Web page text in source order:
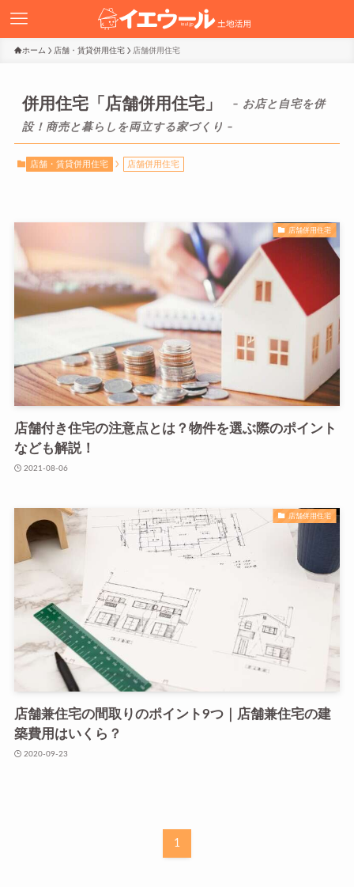
ホーム 店舗・賃貸併用住宅 店舗併用住宅
併用住宅「店舗併用住宅」 – お店と自宅を併
設！商売と暮らしを両立する家づくり –
店舗・賃貸併用住宅 店舗併用住宅
店舗併用住宅
店舗付き住宅の注意点とは？物件を選ぶ際のポイント
なども解説！
2021-08-06
店舗併用住宅
店舗兼住宅の間取りのポイント9つ｜店舗兼住宅の建
築費用はいくら？
2020-09-23
1